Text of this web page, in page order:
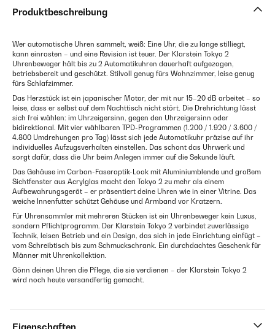
Produktbeschreibung
Wer automatische Uhren sammelt, weiß: Eine Uhr, die zu lange stilliegt,
kann einrosten – und eine Revision ist teuer. Der Klarstein Tokyo 2
Uhrenbeweger hält bis zu 2 Automatikuhren dauerhaft aufgezogen,
betriebsbereit und geschützt. Stilvoll genug fürs Wohnzimmer, leise genug
fürs Schlafzimmer.
Das Herzstück ist ein japanischer Motor, der mit nur 15–20 dB arbeitet – so
leise, dass er selbst auf dem Nachttisch nicht stört. Die Drehrichtung lässt
sich frei wählen: im Uhrzeigersinn, gegen den Uhrzeigersinn oder
bidirektional. Mit vier wählbaren TPD-Programmen (1.200 / 1.920 / 3.600 /
4.800 Umdrehungen pro Tag) lässt sich jede Automatikuhr präzise auf ihr
individuelles Aufzugsverhalten einstellen. Das schont das Uhrwerk und
sorgt dafür, dass die Uhr beim Anlegen immer auf die Sekunde läuft.
Das Gehäuse im Carbon-Faseroptik-Look mit Aluminiumblende und großem
Sichtfenster aus Acrylglas macht den Tokyo 2 zu mehr als einem
Aufbewahrungsgerät – er präsentiert deine Uhren wie in einer Vitrine. Das
weiche Innenfutter schützt Gehäuse und Armband vor Kratzern.
Für Uhrensammler mit mehreren Stücken ist ein Uhrenbeweger kein Luxus,
sondern Pflichtprogramm. Der Klarstein Tokyo 2 verbindet zuverlässige
Technik, leisen Betrieb und ein Design, das sich in jede Einrichtung einfügt –
vom Schreibtisch bis zum Schmuckschrank. Ein durchdachtes Geschenk für
Männer mit Uhrenkollektion.
Gönn deinen Uhren die Pflege, die sie verdienen – der Klarstein Tokyo 2
wird noch heute versandfertig gemacht.
Eigenschaften